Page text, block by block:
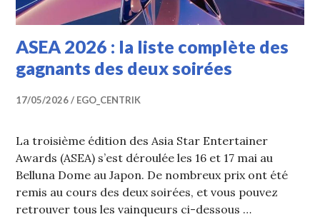
ASEA 2026 : la liste complète des
gagnants des deux soirées
17/05/2026 EGO_CENTRIK
La troisième édition des Asia Star Entertainer
Awards (ASEA) s’est déroulée les 16 et 17 mai au
Belluna Dome au Japon. De nombreux prix ont été
remis au cours des deux soirées, et vous pouvez
retrouver tous les vainqueurs ci-dessous …